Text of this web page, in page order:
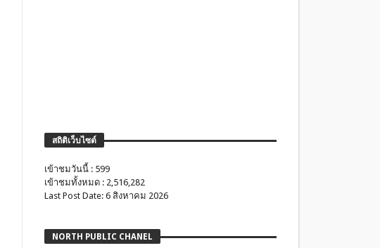
สถิติเว็บไซต์
เข้าชมวันนี้ : 599
เข้าชมทั้งหมด : 2,516,282
Last Post Date: 6 สิงหาคม 2026
NORTH PUBLIC CHANEL